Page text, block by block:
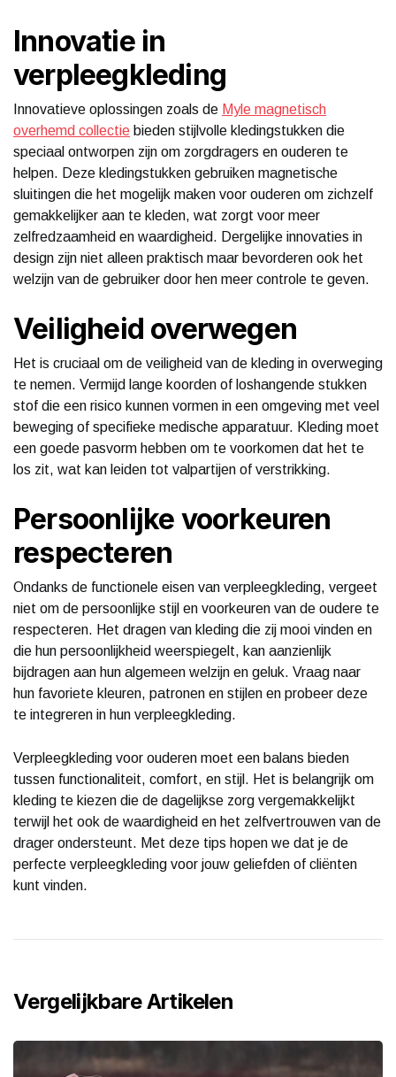
Innovatie in
verpleegkleding
Innovatieve oplossingen zoals de Myle magnetisch
overhemd collectie bieden stijlvolle kledingstukken die
speciaal ontworpen zijn om zorgdragers en ouderen te
helpen. Deze kledingstukken gebruiken magnetische
sluitingen die het mogelijk maken voor ouderen om zichzelf
gemakkelijker aan te kleden, wat zorgt voor meer
zelfredzaamheid en waardigheid. Dergelijke innovaties in
design zijn niet alleen praktisch maar bevorderen ook het
welzijn van de gebruiker door hen meer controle te geven.
Veiligheid overwegen
Het is cruciaal om de veiligheid van de kleding in overweging
te nemen. Vermijd lange koorden of loshangende stukken
stof die een risico kunnen vormen in een omgeving met veel
beweging of specifieke medische apparatuur. Kleding moet
een goede pasvorm hebben om te voorkomen dat het te
los zit, wat kan leiden tot valpartijen of verstrikking.
Persoonlijke voorkeuren
respecteren
Ondanks de functionele eisen van verpleegkleding, vergeet
niet om de persoonlijke stijl en voorkeuren van de oudere te
respecteren. Het dragen van kleding die zij mooi vinden en
die hun persoonlijkheid weerspiegelt, kan aanzienlijk
bijdragen aan hun algemeen welzijn en geluk. Vraag naar
hun favoriete kleuren, patronen en stijlen en probeer deze
te integreren in hun verpleegkleding.
Verpleegkleding voor ouderen moet een balans bieden
tussen functionaliteit, comfort, en stijl. Het is belangrijk om
kleding te kiezen die de dagelijkse zorg vergemakkelijkt
terwijl het ook de waardigheid en het zelfvertrouwen van de
drager ondersteunt. Met deze tips hopen we dat je de
perfecte verpleegkleding voor jouw geliefden of cliënten
kunt vinden.
Vergelijkbare Artikelen